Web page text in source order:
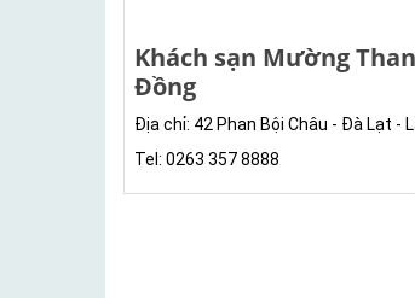
Khách sạn Mường
Đồng
Địa chỉ: 42 Phan Bội Châu - Đà Lạt -
Tel: 0263 357 8888